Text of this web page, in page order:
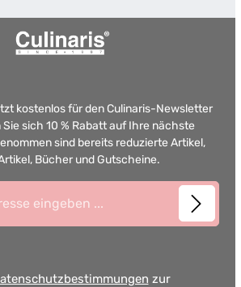
kostenlos für den Culinaris-Newsletter
sich 10 % Rabatt auf Ihre nächste
sind bereits reduzierte Artikel,
Bücher und Gutscheine.
zur